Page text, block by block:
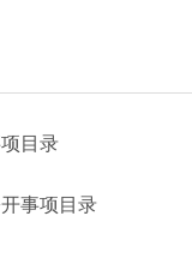
目录
事项目录